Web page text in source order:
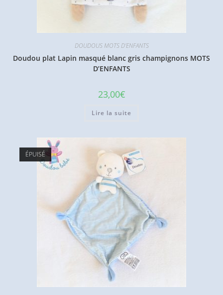
DOUDOUS MOTS D'ENFANTS
Doudou plat Lapin masqué blanc gris champignons MOTS
D’ENFANTS
23,00€
Lire la suite
ÉPUISÉ